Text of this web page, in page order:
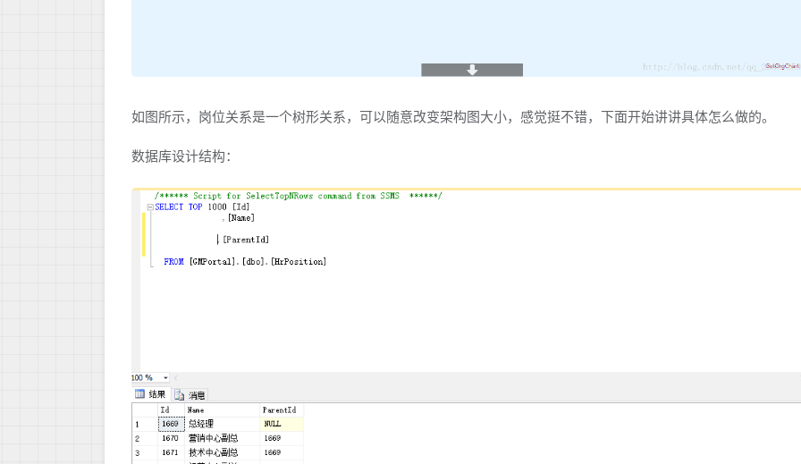
如图所示，岗位关系是一个树形关系，可以随意改变架构图大小，感觉挺不错，下面开始讲讲具体怎么做的。
数据库设计结构：